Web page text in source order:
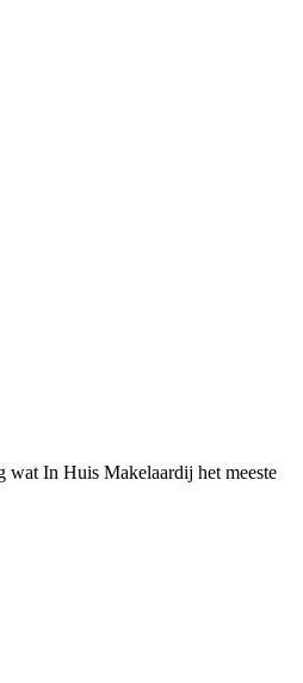
wat In Huis Makelaardij het meeste